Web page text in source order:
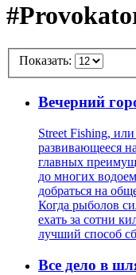
Показать:
Вечерний
Street Fishing,
развивающееся
главных
до многих
добраться на
Когда рыболов
ехать за сотни
лучший способ
Все дело в